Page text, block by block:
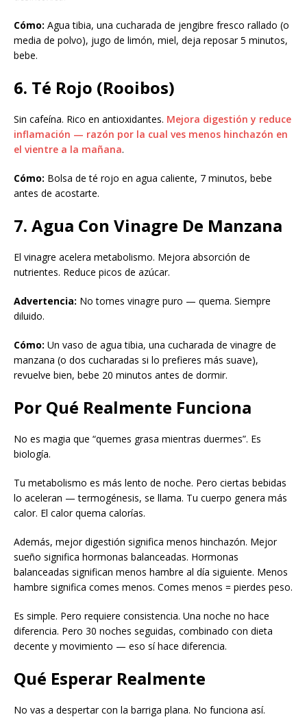
Cómo: Agua tibia, una cucharada de jengibre fresco rallado (o
media de polvo), jugo de limón, miel, deja reposar 5 minutos,
bebe.
6. Té Rojo (Rooibos)
Sin cafeína. Rico en antioxidantes. Mejora digestión y reduce
inflamación — razón por la cual ves menos hinchazón en
el vientre a la mañana.
Cómo: Bolsa de té rojo en agua caliente, 7 minutos, bebe
antes de acostarte.
7. Agua Con Vinagre De Manzana
El vinagre acelera metabolismo. Mejora absorción de
nutrientes. Reduce picos de azúcar.
Advertencia: No tomes vinagre puro — quema. Siempre
diluido.
Cómo: Un vaso de agua tibia, una cucharada de vinagre de
manzana (o dos cucharadas si lo prefieres más suave),
revuelve bien, bebe 20 minutos antes de dormir.
Por Qué Realmente Funciona
No es magia que “quemes grasa mientras duermes”. Es
biología.
Tu metabolismo es más lento de noche. Pero ciertas bebidas
lo aceleran — termogénesis, se llama. Tu cuerpo genera más
calor. El calor quema calorías.
Además, mejor digestión significa menos hinchazón. Mejor
sueño significa hormonas balanceadas. Hormonas
balanceadas significan menos hambre al día siguiente. Menos
hambre significa comes menos. Comes menos = pierdes peso.
Es simple. Pero requiere consistencia. Una noche no hace
diferencia. Pero 30 noches seguidas, combinado con dieta
decente y movimiento — eso sí hace diferencia.
Qué Esperar Realmente
No vas a despertar con la barriga plana. No funciona así.